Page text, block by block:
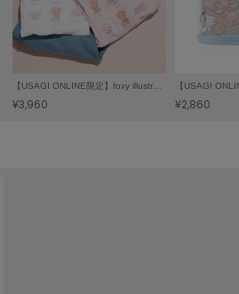
¥3,960 ¥2,860